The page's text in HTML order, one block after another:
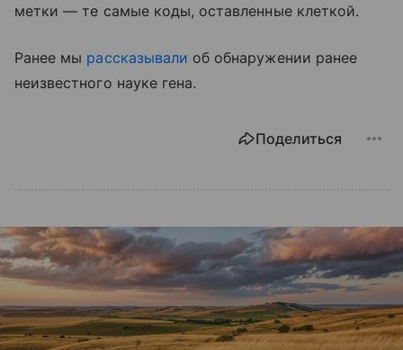
метки — те самые коды, оставленные клеткой.
Ранее мы рассказывали об обнаружении ранее
неизвестного науке гена.
Поделиться